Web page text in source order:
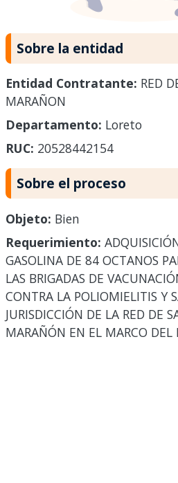
Sobre la entidad
Entidad Contratante: RED
MARAÑON
Departamento: Loreto
RUC: 20528442154
Sobre el proceso
Objeto: Bien
Requerimiento:
GASOLINA DE 84 OCTANOS
LAS BRIGADAS DE
CONTRA LA POLIOMIELITIS Y
JURISDICCIÓN DE LA RED DE
MARAÑÓN EN EL MARCO